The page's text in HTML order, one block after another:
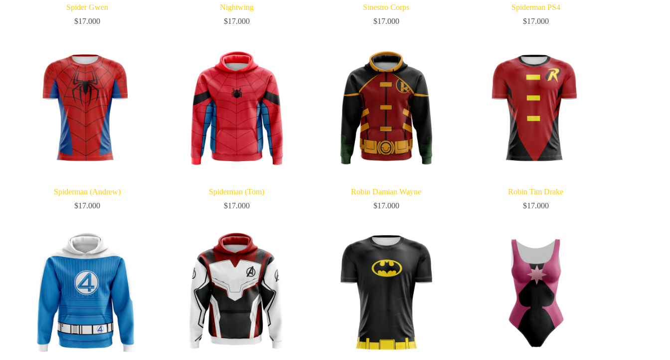
Spider Gwen
$17.000
Nightwing
$17.000
Sinestro Corps
$17.000
Spiderman PS4
$17.000
Spiderman (Andrew)
$17.000
Spiderman (Tom)
$17.000
Robin Damian Wayne
$17.000
Robin Tim Drake
$17.000